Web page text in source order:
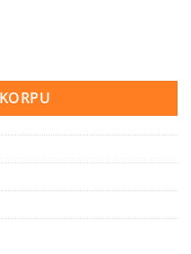
GAS 18V bez baterije